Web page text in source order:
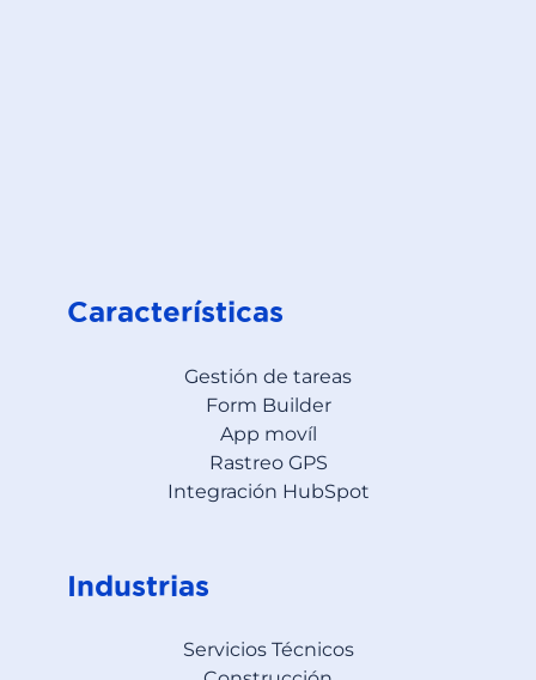
Características
Gestión de tareas
Form Builder
App movíl
Rastreo GPS
Integración HubSpot
Industrias
Servicios Técnicos